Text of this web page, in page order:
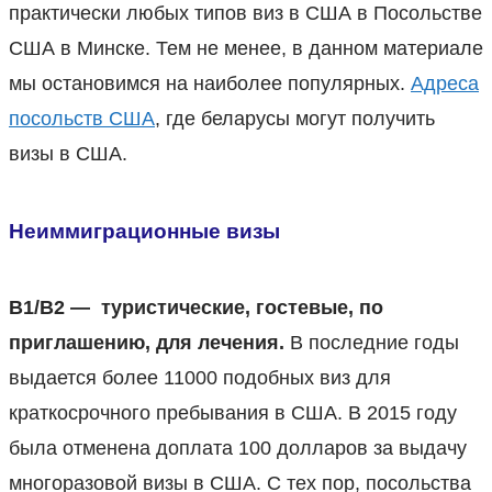
практически любых типов виз в США в Посольстве
США в Минске. Тем не менее, в данном материале
мы остановимся на наиболее популярных. Адреса
посольств США, где беларусы могут получить
визы в США.
Неиммиграционные визы
В1/В2 — туристические, гостевые, по
приглашению, для лечения. В последние годы
выдается более 11000 подобных виз для
краткосрочного пребывания в США. В 2015 году
была отменена доплата 100 долларов за выдачу
многоразовой визы в США. С тех пор, посольства